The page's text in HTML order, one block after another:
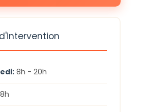
8h - 20h